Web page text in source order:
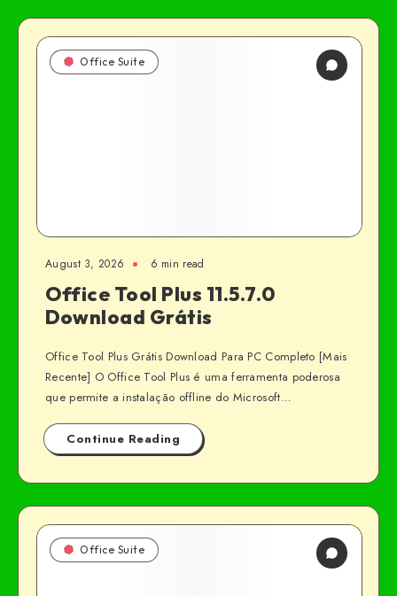
Office Suite
August 3, 2026 6 min read
Office Tool Plus 11.5.7.0
Download Grátis
Office Tool Plus Grátis Download Para PC Completo [Mais
Recente] O Office Tool Plus é uma ferramenta poderosa
que permite a instalação offline do Microsoft…
Continue Reading
Office Suite